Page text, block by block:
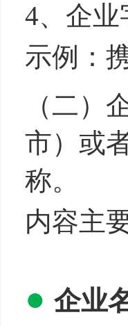
4、企业
示例：
（二）
市）或
称。
内容主
● 企业